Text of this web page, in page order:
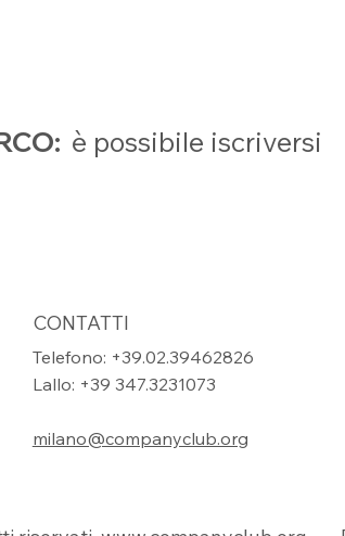
è possibile iscriversi
CONTATTI
Telefono: +39.02.39462826
Lallo: +39 347.3231073
milano@companyclub.org